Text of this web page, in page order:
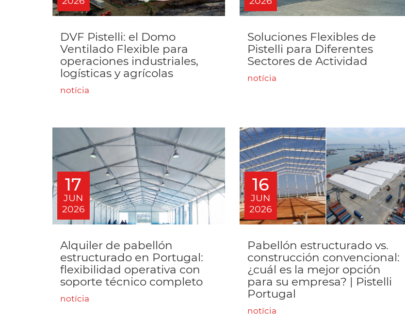
DVF Pistelli: el Domo
Ventilado Flexible para
operaciones industriales,
logísticas y agrícolas
notícia
Soluciones Flexibles de
Pistelli para Diferentes
Sectores de Actividad
notícia
17
JUN
2026
Alquiler de pabellón
estructurado en Portugal:
flexibilidad operativa con
soporte técnico completo
notícia
16
JUN
2026
Pabellón estructurado vs.
construcción convencional:
¿cuál es la mejor opción
para su empresa? | Pistelli
Portugal
notícia